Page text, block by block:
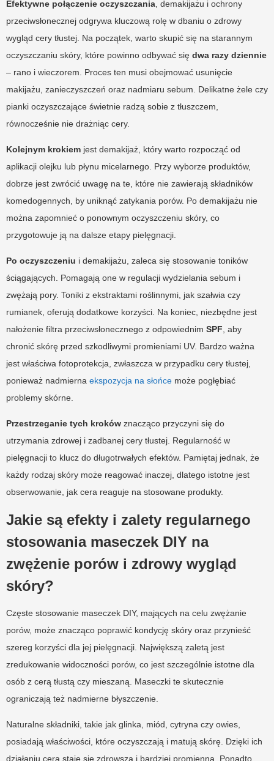
Efektywne połączenie oczyszczania , demakijażu i ochrony
przeciwsłonecznej odgrywa kluczową rolę w dbaniu o zdrowy
wygląd cery tłustej. Na początek, warto skupić się na starannym
oczyszczaniu skóry, które powinno odbywać się dwa razy dziennie
– rano i wieczorem. Proces ten musi obejmować usunięcie
makijażu, zanieczyszczeń oraz nadmiaru sebum. Delikatne żele czy
pianki oczyszczające świetnie radzą sobie z tłuszczem,
równocześnie nie drażniąc cery.
Kolejnym krokiem jest demakijaż, który warto rozpocząć od
aplikacji olejku lub płynu micelarnego. Przy wyborze produktów,
dobrze jest zwrócić uwagę na te, które nie zawierają składników
komedogennych, by uniknąć zatykania porów. Po demakijażu nie
można zapomnieć o ponownym oczyszczeniu skóry, co
przygotowuje ją na dalsze etapy pielęgnacji.
Po oczyszczeniu i demakijażu, zaleca się stosowanie toników
ściągających. Pomagają one w regulacji wydzielania sebum i
zwężają pory. Toniki z ekstraktami roślinnymi, jak szałwia czy
rumianek, oferują dodatkowe korzyści. Na koniec, niezbędne jest
nałożenie filtra przeciwsłonecznego z odpowiednim SPF , aby
chronić skórę przed szkodliwymi promieniami UV. Bardzo ważna
jest właściwa fotoprotekcja, zwłaszcza w przypadku cery tłustej,
ponieważ nadmierna ekspozycja na słońce może pogłębiać
problemy skórne.
Przestrzeganie tych kroków znacząco przyczyni się do
utrzymania zdrowej i zadbanej cery tłustej. Regularność w
pielęgnacji to klucz do długotrwałych efektów. Pamiętaj jednak, że
każdy rodzaj skóry może reagować inaczej, dlatego istotne jest
obserwowanie, jak cera reaguje na stosowane produkty.
Jakie są efekty i zalety regularnego
stosowania maseczek DIY na
zwężenie porów i zdrowy wygląd
skóry?
Częste stosowanie maseczek DIY, mających na celu zwężanie
porów, może znacząco poprawić kondycję skóry oraz przynieść
szereg korzyści dla jej pielęgnacji. Największą zaletą jest
zredukowanie widoczności porów, co jest szczególnie istotne dla
osób z cerą tłustą czy mieszaną. Maseczki te skutecznie
ograniczają też nadmierne błyszczenie.
Naturalne składniki, takie jak glinka, miód, cytryna czy owies,
posiadają właściwości, które oczyszczają i matują skórę. Dzięki ich
działaniu cera staje się zdrowsza i bardziej promienna. Ponadto,